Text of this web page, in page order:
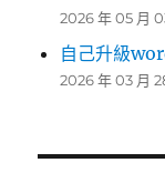
2026 年 05 月
自己升級
2026 年 03 月